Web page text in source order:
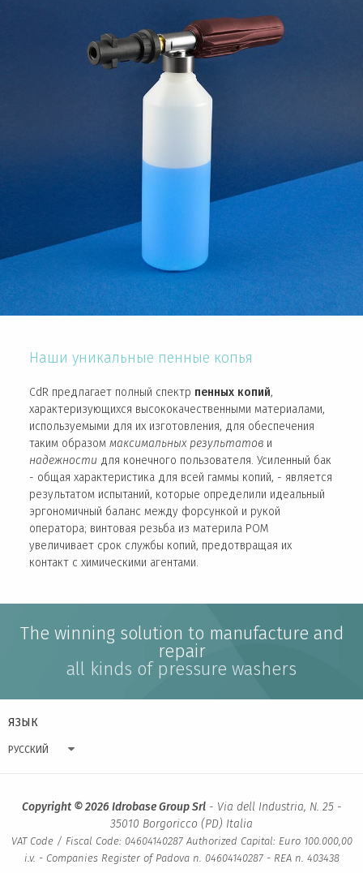
Наши уникальные пенные копья
CdR предлагает полный спектр пенных копий,
характеризующихся высококачественными материалами,
используемыми для их изготовления, для обеспечения
таким образом максимальных результатови
надежности для конечного пользователя. Усиленный бак
- общая характеристика для всей гаммы копий, - является
результатом испытаний, которые определили идеальный
эргономичный баланс между форсункой и рукой
оператора; винтовая резьба из материла POM
увеличивает срок службы копий, предотвращая их
контакт с химическими агентами.
The winning solution to manufacture and
repair
all kinds of pressure washers
ЯЗЫК
РУССКИЙ
Copyright © 2026 Idrobase Group Srl- Via dell Industria, N. 25 -
35010 Borgoricco (PD) Italia
VAT Code / Fiscal Code: 04604140287 Authorized Capital: Euro 100.000,00
i.v. - Companies Register of Padova n. 04604140287 - REA n. 403438